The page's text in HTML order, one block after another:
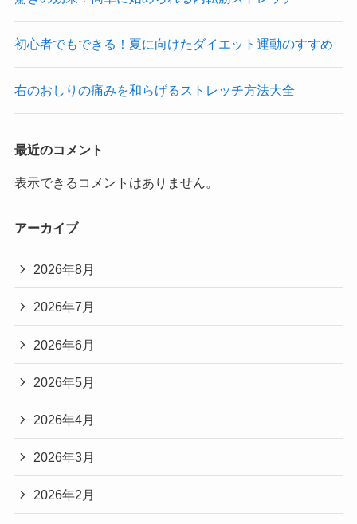
初心者でもできる！夏に向けたダイエット運動のすすめ
右のおしりの痛みを和らげるストレッチ方法大全
最近のコメント
表示できるコメントはありません。
アーカイブ
2026年8月
2026年7月
2026年6月
2026年5月
2026年4月
2026年3月
2026年2月